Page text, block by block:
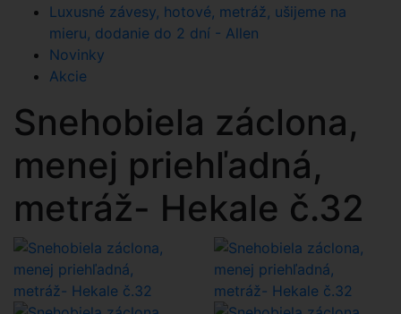
Luxusné závesy, hotové, metráž, ušijeme na
mieru, dodanie do 2 dní - Allen
Novinky
Akcie
Snehobiela záclona,
menej priehľadná,
metráž- Hekale č.32